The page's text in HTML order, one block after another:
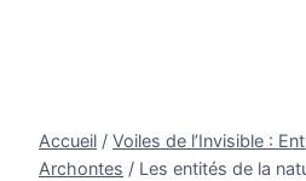
Accueil / Voiles de l’Invisible :
Archontes / Les entités de la